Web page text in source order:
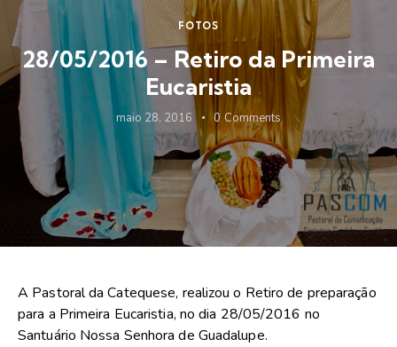
FOTOS
28/05/2016 – Retiro da Primeira
Eucaristia
maio 28, 2016 0 Comments
A Pastoral da Catequese, realizou o Retiro de preparação
para a Primeira Eucaristia, no dia 28/05/2016 no
Santuário Nossa Senhora de Guadalupe.